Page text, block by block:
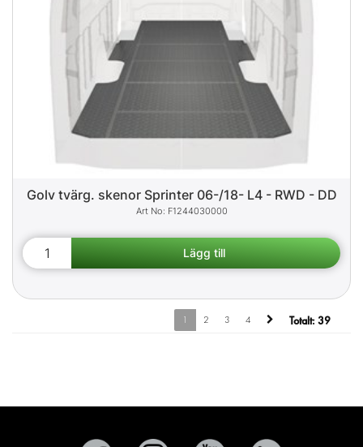
Golv tvärg. skenor Sprinter 06-/18- L4 - RWD - DD
F1244030000
1 2 3 4 Totalt: 39